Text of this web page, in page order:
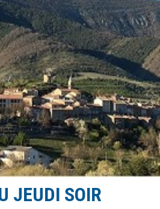
JEUDI SOIR